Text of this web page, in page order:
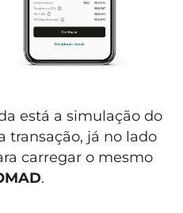
está a simulação do
transação, já no lado
carregar o mesmo
.